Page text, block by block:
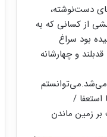
شد. پلاکاردهای دست‌نوشته،
از کسانی که به
بود سراغ
و چهارشانه
/
زمین ماندن